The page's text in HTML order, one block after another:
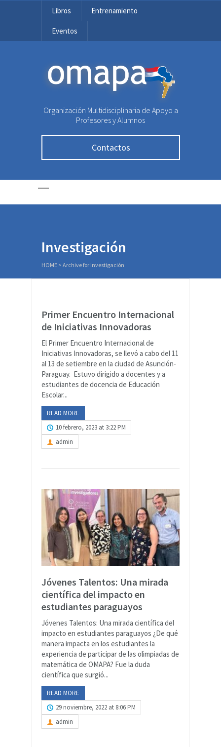
Libros Entrenamiento
Eventos
OMAPA
Organización Multidisciplinaria de Apoyo a
Profesores y Alumnos
Contactos
Investigación
HOME > Archive for Investigación
Primer Encuentro Internacional
de Iniciativas Innovadoras
El Primer Encuentro Internacional de
Iniciativas Innovadoras, se llevó a cabo del 11
al 13 de setiembre en la ciudad de Asunción-
Paraguay. Estuvo dirigido a docentes y a
estudiantes de docencia de Educación
Escolar...
READ MORE
10 febrero, 2023 at 3:22 PM
admin
Jóvenes Talentos: Una mirada
científica del impacto en
estudiantes paraguayos
Jóvenes Talentos: Una mirada científica del
impacto en estudiantes paraguayos ¿De qué
manera impacta en los estudiantes la
experiencia de participar de las olimpiadas de
matemática de OMAPA? Fue la duda
científica que surgió...
READ MORE
29 noviembre, 2022 at 8:06 PM
admin